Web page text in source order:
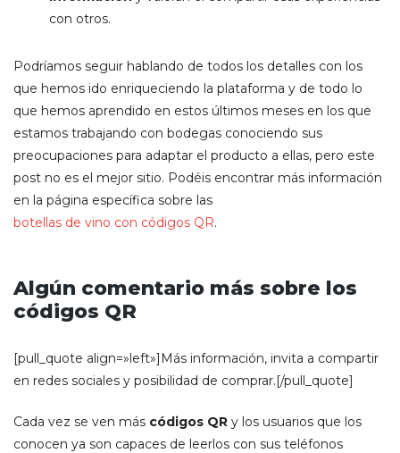
con otros.
Podríamos seguir hablando de todos los detalles con los
que hemos ido enriqueciendo la plataforma y de todo lo
que hemos aprendido en estos últimos meses en los que
estamos trabajando con bodegas conociendo sus
preocupaciones para adaptar el producto a ellas, pero este
post no es el mejor sitio. Podéis encontrar más información
en la página específica sobre las
botellas de vino con códigos QR.
Algún comentario más sobre los
códigos QR
[pull_quote align=»left»]Más información, invita a compartir
en redes sociales y posibilidad de comprar.[/pull_quote]
Cada vez se ven más códigos QR y los usuarios que los
conocen ya son capaces de leerlos con sus teléfonos